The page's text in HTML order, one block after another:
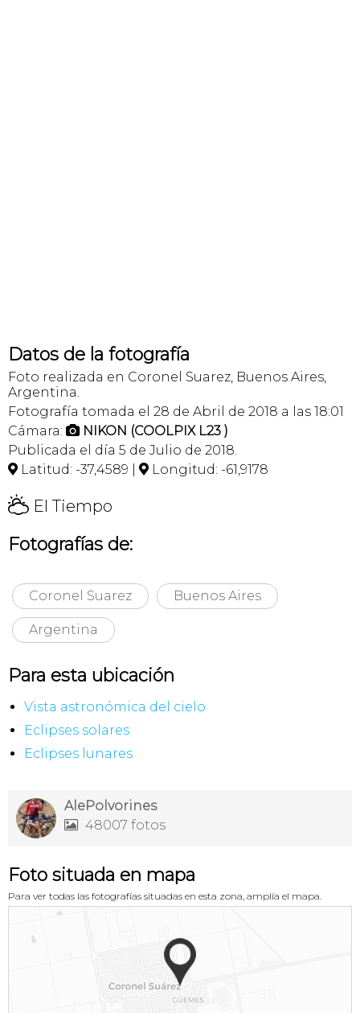
Datos de la fotografía
Foto realizada en Coronel Suarez, Buenos Aires,
Argentina.
Fotografía tomada el 28 de Abril de 2018 a las 18:01
Cámara:  NIKON (COOLPIX L23 )
Publicada el día 5 de Julio de 2018.
 Latitud: -37,4589 |  Longitud: -61,9178
H El Tiempo
Fotografías de:
Coronel Suarez Buenos Aires
Argentina
Para esta ubicación
Vista astronómica del cielo
Eclipses solares
Eclipses lunares
AlePolvorines
 48007 fotos
Foto situada en mapa
Para ver todas las fotografías situadas en esta zona, amplía el mapa.